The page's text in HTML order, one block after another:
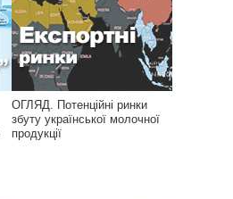
ОГЛЯД. Потенційні ринки
збуту української молочної
продукції